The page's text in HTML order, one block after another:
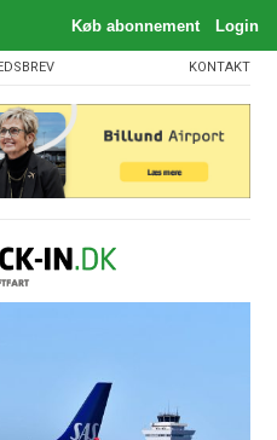
KONTAKT